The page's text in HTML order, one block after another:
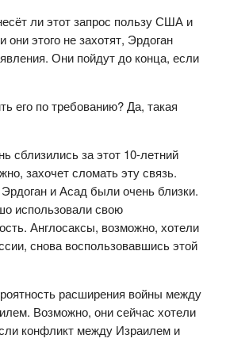
ли этот запрос пользу США и
они этого не захотят, Эрдоган
Они пойдут до конца, если
его по требованию? Да, такая
сблизились за этот 10-летний
захочет сломать эту связь.
и Асад были очень близки.
использовали свою
Англосаксы, возможно, хотели
снова воспользовавшись этой
расширения войны между
Возможно, они сейчас хотели
конфликт между Израилем и